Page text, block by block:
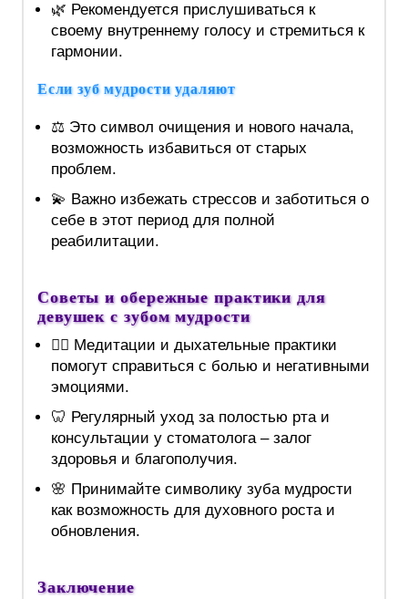
🌿 Рекомендуется прислушиваться к
своему внутреннему голосу и стремиться к
гармонии.
Если зуб мудрости удаляют
⚖️ Это символ очищения и нового начала,
возможность избавиться от старых
проблем.
💫 Важно избежать стрессов и заботиться о
себе в этот период для полной
реабилитации.
Советы и обережные практики для
девушек с зубом мудрости
🧘‍♀️ Медитации и дыхательные практики
помогут справиться с болью и негативными
эмоциями.
🦷 Регулярный уход за полостью рта и
консультации у стоматолога – залог
здоровья и благополучия.
🌸 Принимайте символику зуба мудрости
как возможность для духовного роста и
обновления.
Заключение